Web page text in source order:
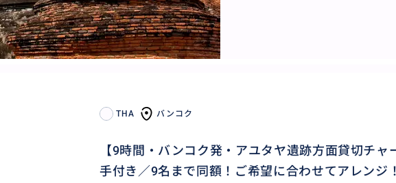
THA バンコク
【9時間・バンコク発・アユタヤ遺跡方面貸切チ
手付き／9名まで同額！ご希望に合わせてアレンジ